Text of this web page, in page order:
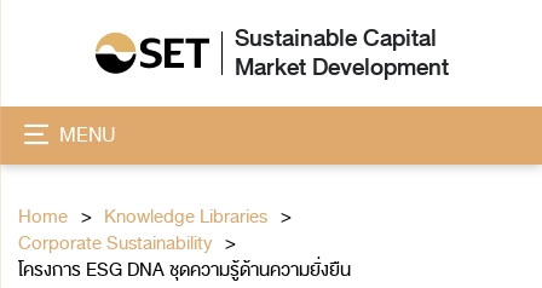
Sustainable Capital
Market Development
MENU
Home
Knowledge Libraries
Corporate Sustainability
โครงการ ESG DNA ชุดความรู้ด้านความยั่งยืน